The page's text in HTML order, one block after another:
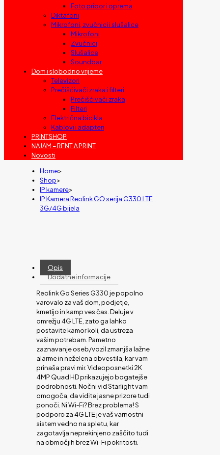
Foto pribor i oprema
Diktafoni
Mikrofoni, zvučnici i slušalice
Mikrofoni
Zvučnici
Slušalice
Soundbar
Dom i slobodno vrijeme
Televizori
Prečišćivači zraka i filteri
Prečišćivači zraka
Filteri
Električna bicikla
Kablovi i adapteri
PRINTSHOP
NAJAM – RENT A PRINT
Novosti
Home>
Shop>
IP kamere>
IP Kamera Reolink GO serija G330 LTE
3G/4G bijela
Opis
Dodatne informacije
Reolink Go Series G330 je popolno
varovalo za vaš dom, podjetje,
kmetijo in kamp ves čas. Deluje v
omrežju 4G LTE, zato ga lahko
postavite kamor koli, da ustreza
vašim potrebam. Pametno
zaznavanje oseb/vozil zmanjša lažne
alarme in neželena obvestila, kar vam
prinaša pravi mir. Videoposnetki 2K
4MP Quad HD prikazujejo bogatejše
podrobnosti. Nočni vid Starlight vam
omogoča, da vidite jasne prizore tudi
ponoči. Ni Wi-Fi? Brez problema! S
podporo za 4G LTE je vaš varnostni
sistem vedno na spletu, kar
zagotavlja neprekinjeno zaščito tudi
na območjih brez Wi-Fi pokritosti.